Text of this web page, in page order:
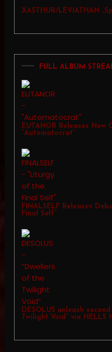
XASTHUR/LEVIATHAN
FULL ALBUM
EUTANOR Releases New
“Automatocrat”
FINALSELF Releases
Final Self”
DESOLUS unleash
Twilight Void” via HELLS